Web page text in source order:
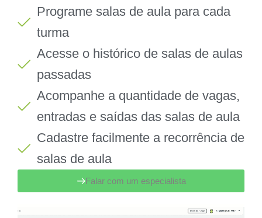
Programe salas de aula para cada
turma
Acesse o histórico de salas de aulas
passadas
Acompanhe a quantidade de vagas,
entradas e saídas das salas de aula
Cadastre facilmente a recorrência de
salas de aula
Falar com um especialista